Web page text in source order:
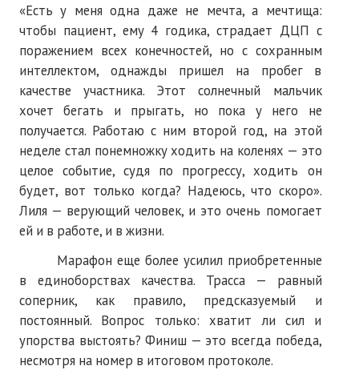
«Есть у меня одна даже не мечта, а мечтища:
чтобы пациент, ему 4 годика, страдает ДЦП с
поражением всех конечностей, но с сохранным
интеллектом, однажды пришел на пробег в
качестве участника. Этот солнечный мальчик
хочет бегать и прыгать, но пока у него не
получается. Работаю с ним второй год, на этой
неделе стал понемножку ходить на коленях — это
целое событие, судя по прогрессу, ходить он
будет, вот только когда? Надеюсь, что скоро».
Лиля — верующий человек, и это очень помогает
ей и в работе, и в жизни.
Марафон еще более усилил приобретенные
в единоборствах качества. Трасса — равный
соперник, как правило, предсказуемый и
постоянный. Вопрос только: хватит ли сил и
упорства выстоять? Финиш — это всегда победа,
несмотря на номер в итоговом протоколе.